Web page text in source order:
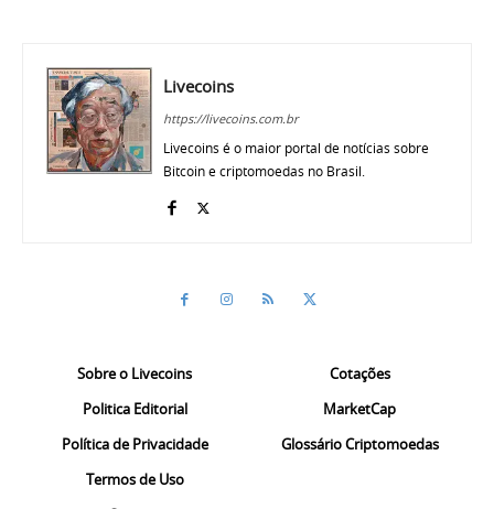
Livecoins
https://livecoins.com.br
Livecoins é o maior portal de notícias sobre
Bitcoin e criptomoedas no Brasil.
Sobre o Livecoins
Politica Editorial
Política de Privacidade
Termos de Uso
Cotações
MarketCap
Glossário Criptomoedas